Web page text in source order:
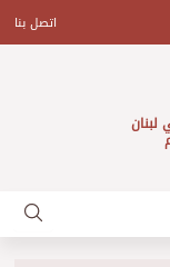
اتصل بنا
لبنان